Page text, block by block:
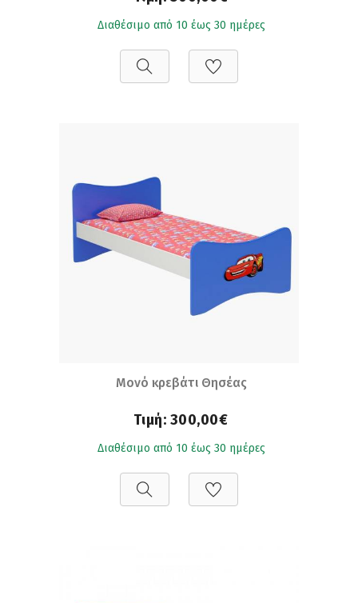
Διαθέσιμο από 10 έως 30 ημέρες
Μονό κρεβάτι Θησέας
Τιμή: 300,00€
Διαθέσιμο από 10 έως 30 ημέρες